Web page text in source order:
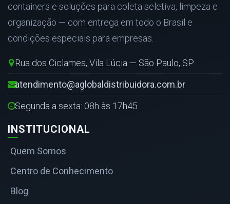
containers e soluções para coleta seletiva, limpeza e
organização — com entrega em todo o Brasil e
condições especiais para empresas.
Rua dos Ciclames, Vila Lúcia — São Paulo, SP
atendimento@aglobaldistribuidora.com.br
Segunda a sexta: 08h às 17h45
INSTITUCIONAL
Quem Somos
Centro de Conhecimento
Blog